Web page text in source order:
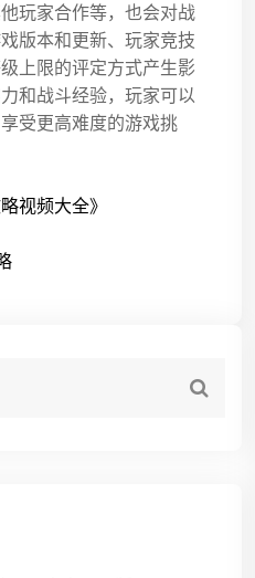
玩家合作等，也会对战
版本和更新、玩家竞技
上限的评定方式产生影
和战斗经验，玩家可以
受更高难度的游戏挑
视频大全》